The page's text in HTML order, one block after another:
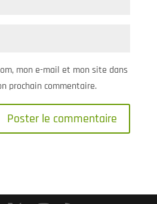
mon e-mail et mon site dans
prochain commentaire.